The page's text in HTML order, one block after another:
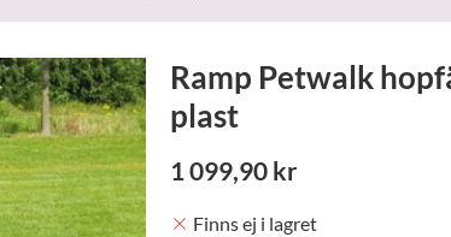
Ramp Petwalk
plast
1 099,90 kr
Finns ej i lagret